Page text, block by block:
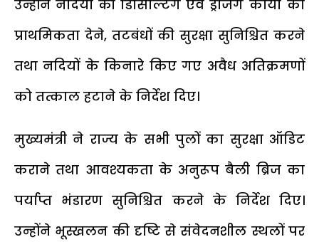
उन्होंने नदियों की डिसिल्टिंग एवं ड्रेजिंग कार्यों को
प्राथमिकता देने, तटबंधों की सुरक्षा सुनिश्चित करने
तथा नदियों के किनारे किए गए अवैध अतिक्रमणों
को तत्काल हटाने के निर्देश दिए।
मुख्यमंत्री ने राज्य के सभी पुलों का सुरक्षा ऑडिट
कराने तथा आवश्यकता के अनुरूप बैली ब्रिज का
पर्याप्त भंडारण सुनिश्चित करने के निर्देश दिए।
उन्होंने भूस्खलन की दृष्टि से संवेदनशील स्थलों पर